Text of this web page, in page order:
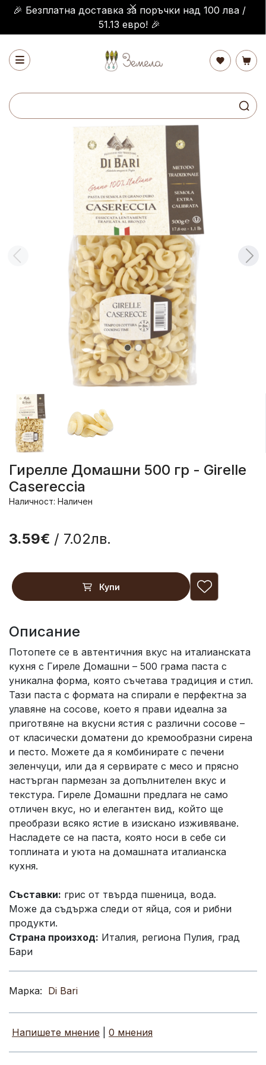
🎉 Безплатна доставка за поръчки над 100 лва /
51.13 евро! 🎉
Гирелле Домашни 500 гр - Girelle
Casereccia
Наличност: Наличен
3.59€ / 7.02лв.
Купи
Описание
Потопете се в автентичния вкус на италианската
кухня с Гиреле Домашни – 500 грама паста с
уникална форма, която съчетава традиция и стил.
Тази паста с формата на спирали е перфектна за
улавяне на сосове, което я прави идеална за
приготвяне на вкусни ястия с различни сосове –
от класически доматени до кремообразни сирена
и песто. Можете да я комбинирате с печени
зеленчуци, или да я сервирате с месо и прясно
настърган пармезан за допълнителен вкус и
текстура. Гиреле Домашни предлага не само
отличен вкус, но и елегантен вид, който ще
преобрази всяко ястие в изискано изживяване.
Насладете се на паста, която носи в себе си
топлината и уютa на домашната италианска
кухня.
Съставки: грис от твърда пшеница, вода.
Може да съдържа следи от яйца, соя и рибни
продукти.
Страна произход: Италия, региона Пулия, град
Бари
Марка: Di Bari
Напишете мнение 0 мнения